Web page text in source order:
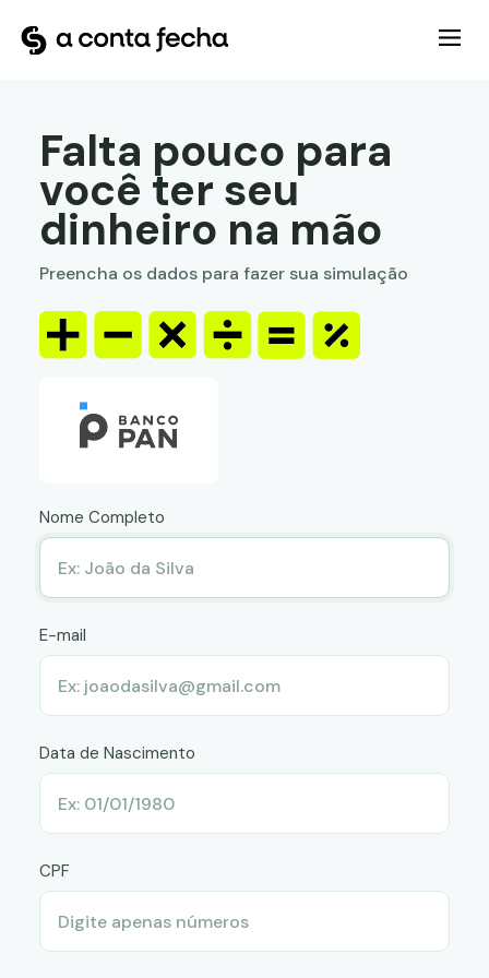
Falta pouco para
você ter seu
dinheiro na mão
Preencha os dados para fazer sua simulação
Nome Completo
E-mail
Data de Nascimento
CPF